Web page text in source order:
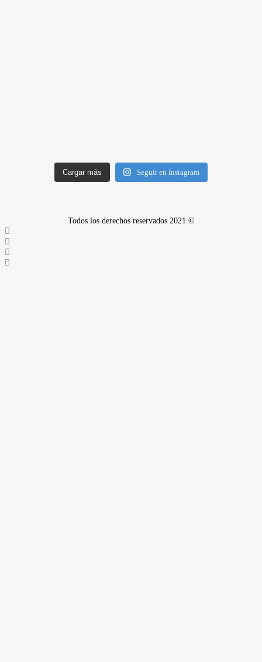
Cargar más Seguir en Instagram
Todos los derechos reservados 2021 ©